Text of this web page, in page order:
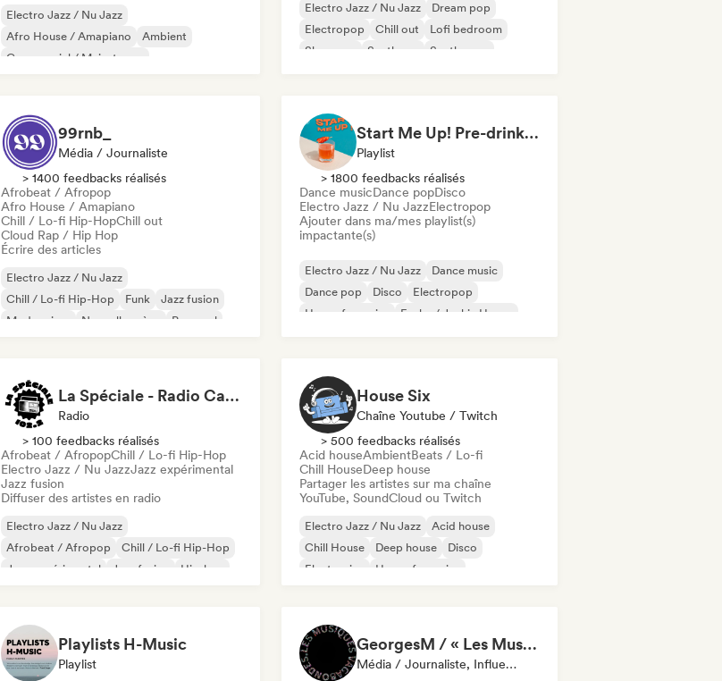
Electro Jazz / Nu Jazz
Afro House / Amapiano
Ambient
Commercial / Mainstream
Electro Jazz / Nu Jazz
Dream pop
Electropop
Chill out
Lofi bedroom
Shoegaze
Synthpop Synthwave
99rnb_
Média / Journaliste
> 1400 feedbacks réalisés
Afrobeat / Afropop
Afro House / Amapiano
Chill / Lo-fi Hip-HopChill out
Cloud Rap / Hip Hop
Écrire des articles
Electro Jazz / Nu Jazz
Chill / Lo-fi Hip-Hop
Funk
Jazz fusion
Modern jazz
Nouvelle scène
Pop soul
Start Me Up! Pre-drinks and Summer Party 🍹
Playlist
> 1800 feedbacks réalisés
Dance musicDance popDisco
Electro Jazz / Nu JazzElectropop
Ajouter dans ma/mes playlist(s)
impactante(s)
Electro Jazz / Nu Jazz
Dance music
Dance pop
Disco
Electropop
House française
Funky / Jackin House
La Spéciale - Radio Canut
Radio
> 100 feedbacks réalisés
Afrobeat / AfropopChill / Lo-fi Hip-Hop
Electro Jazz / Nu JazzJazz expérimental
Jazz fusion
Diffuser des artistes en radio
Electro Jazz / Nu Jazz
Afrobeat / Afropop
Chill / Lo-fi Hip-Hop
Jazz expérimental
Jazz fusion
Hip-hop
House Six
Chaîne Youtube / Twitch
> 500 feedbacks réalisés
Acid houseAmbientBeats / Lo-fi
Chill HouseDeep house
Partager les artistes sur ma chaîne
YouTube, SoundCloud ou Twitch
Electro Jazz / Nu Jazz
Acid house
Chill House
Deep house
Disco
Electronica
House française
Playlists H-Music
Playlist
GeorgesM / « Les Musiques Vagabondes » - Content Creator
Média / Journaliste, Influenceur·euse Sur Les Réseaux Sociaux